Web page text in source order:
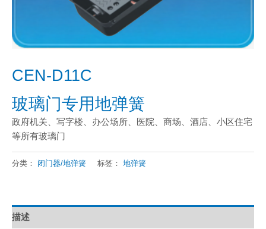
CEN-D11C
玻璃门专用地弹簧
政府机关、写字楼、办公场所、医院、商场、酒店、小区住宅
等所有玻璃门
分类： 闭门器/地弹簧 标签： 地弹簧
描述